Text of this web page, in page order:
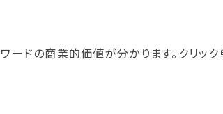
ードの商業的価値が分かります。クリッ